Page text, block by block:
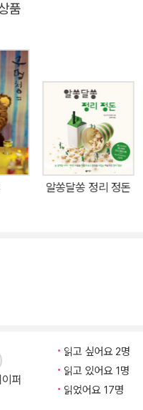
이 옷을 사러 갔어요》에서는
어떤 옷을 새로 살지 고민하
보는 아이스크림, 머리를 깎
통 사우나에 들어간 만
특별한 과정을 거쳐 지금
운 설렘으로 채워 줄 미니
스트 타나카 타츠야 작가는
사물이 전혀 다른 모습으로 변
에서는 우리에게 익숙한 사물
되었을까? 라는 유쾌한 상상
유행한다는 이야기에 녹차
깎으러 미용실에 간 연
마주해 온 익숙한 사물들
품
알쏭달쏭 정리 정돈
퍼
읽고 싶어요 2명
읽고 있어요 1명
읽었어요 17명